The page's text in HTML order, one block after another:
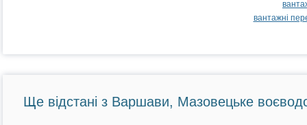
вантажні
Ще відстані з Варшави, Мазовецьке